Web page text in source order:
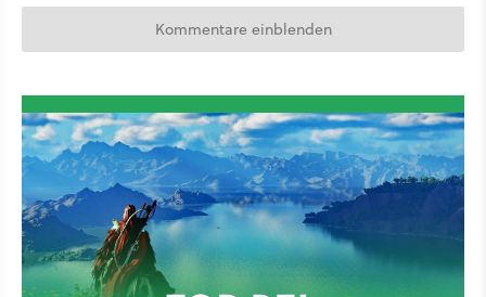
Kommentare einblenden